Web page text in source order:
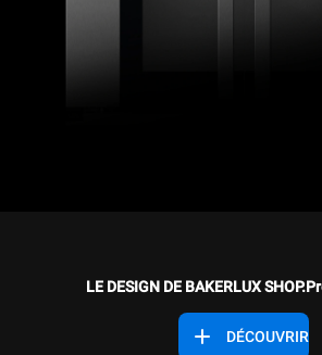
LE DESIGN DE BAKERLUX
DÉCOUVRIR